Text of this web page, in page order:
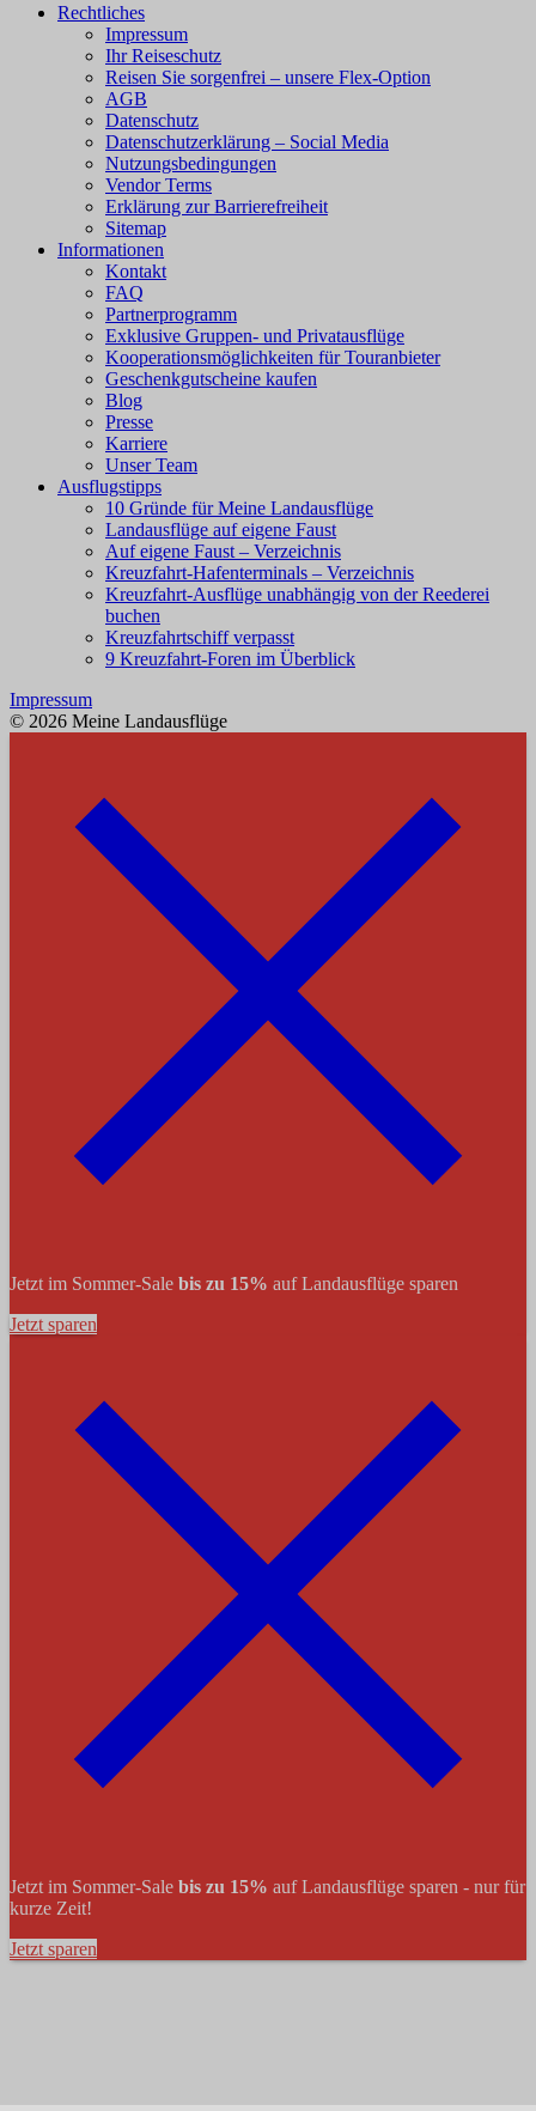
Rechtliches
Impressum
Ihr Reiseschutz
Reisen Sie sorgenfrei – unsere Flex-Option
AGB
Datenschutz
Datenschutzerklärung – Social Media
Nutzungsbedingungen
Vendor Terms
Erklärung zur Barrierefreiheit
Sitemap
Informationen
Kontakt
FAQ
Partnerprogramm
Exklusive Gruppen- und Privatausflüge
Kooperationsmöglichkeiten für Touranbieter
Geschenkgutscheine kaufen
Blog
Presse
Karriere
Unser Team
Ausflugstipps
10 Gründe für Meine Landausflüge
Landausflüge auf eigene Faust
Auf eigene Faust – Verzeichnis
Kreuzfahrt-Hafenterminals – Verzeichnis
Kreuzfahrt-Ausflüge unabhängig von der Reederei
buchen
Kreuzfahrtschiff verpasst
9 Kreuzfahrt-Foren im Überblick
Impressum
© 2026 Meine Landausflüge
Jetzt im Sommer-Sale bis zu 15% auf Landausflüge sparen
Jetzt sparen
Jetzt im Sommer-Sale bis zu 15% auf Landausflüge sparen - nur für
kurze Zeit!
Jetzt sparen